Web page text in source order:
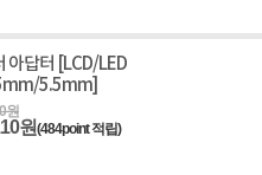
아답터 [LCD/LED
5.5mm]
원
원(484point 적립)